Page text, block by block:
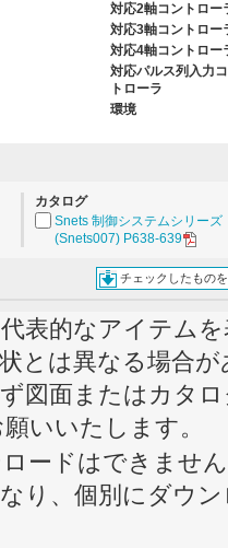
対応2軸コントロー
対応3軸コントロー
対応4軸コントロー
対応パルス列入力
トローラ
環境
カタログ
Snets 制御システムシリーズ
(Snets007) P638-639
チェックしたもの
表的なアイテム
とは異なる場合
図面またはカタ
いいたします。
ードはできませ
り、個別にダウ